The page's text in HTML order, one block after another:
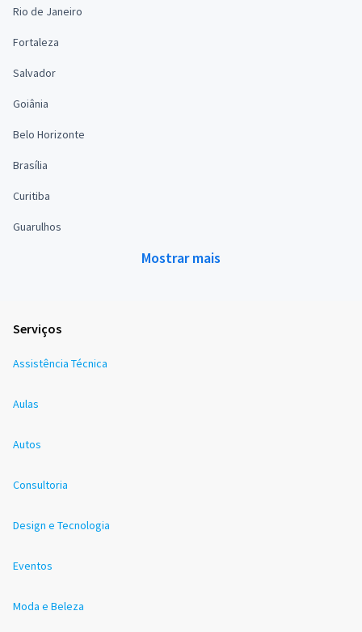
Rio de Janeiro
Fortaleza
Salvador
Goiânia
Belo Horizonte
Brasília
Curitiba
Guarulhos
Mostrar mais
Serviços
Assistência Técnica
Aulas
Autos
Consultoria
Design e Tecnologia
Eventos
Moda e Beleza